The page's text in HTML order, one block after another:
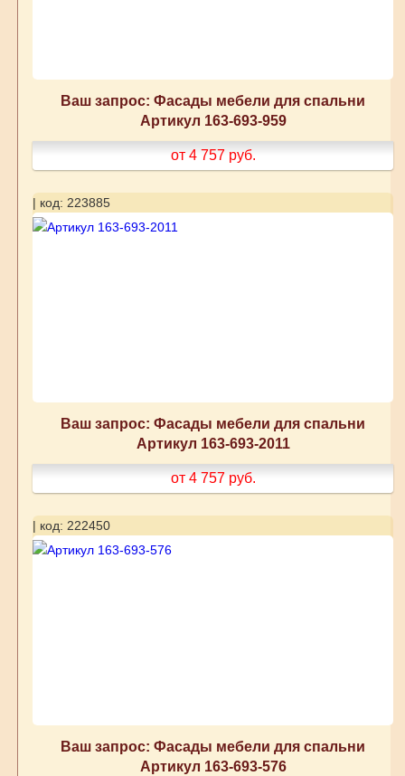
Ваш запрос: Фасады мебели для спальни
Артикул 163-693-959
от 4 757 руб.
| код: 223885
Ваш запрос: Фасады мебели для спальни
Артикул 163-693-2011
от 4 757 руб.
| код: 222450
Ваш запрос: Фасады мебели для спальни
Артикул 163-693-576